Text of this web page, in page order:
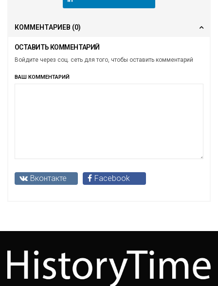
КОММЕНТАРИЕВ (0)
ОСТАВИТЬ КОММЕНТАРИЙ
Войдите через соц. сеть для того, чтобы оставить комментарий
ВАШ КОММЕНТАРИЙ
Вконтакте Facebook